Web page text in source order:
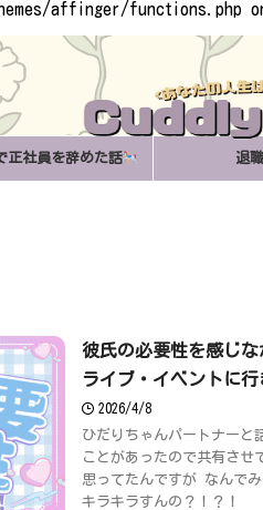
affinger/functions.php
正社員を辞めた話 退
彼氏の必要性を感じ
ライブ・イベントに行
2026/4/8
ひだりちゃんパートナーと
ことがあったので共有さ
思ってたんですが なんで
キラキラすんの？！？